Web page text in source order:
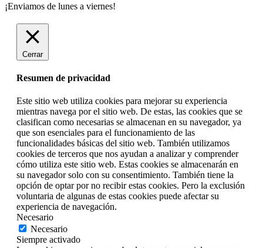
¡Enviamos de lunes a viernes!
Cerrar
Resumen de privacidad
Este sitio web utiliza cookies para mejorar su experiencia
mientras navega por el sitio web. De estas, las cookies que se
clasifican como necesarias se almacenan en su navegador, ya
que son esenciales para el funcionamiento de las
funcionalidades básicas del sitio web. También utilizamos
cookies de terceros que nos ayudan a analizar y comprender
cómo utiliza este sitio web. Estas cookies se almacenarán en
su navegador solo con su consentimiento. También tiene la
opción de optar por no recibir estas cookies. Pero la exclusión
voluntaria de algunas de estas cookies puede afectar su
experiencia de navegación.
Necesario
Necesario
Siempre activado